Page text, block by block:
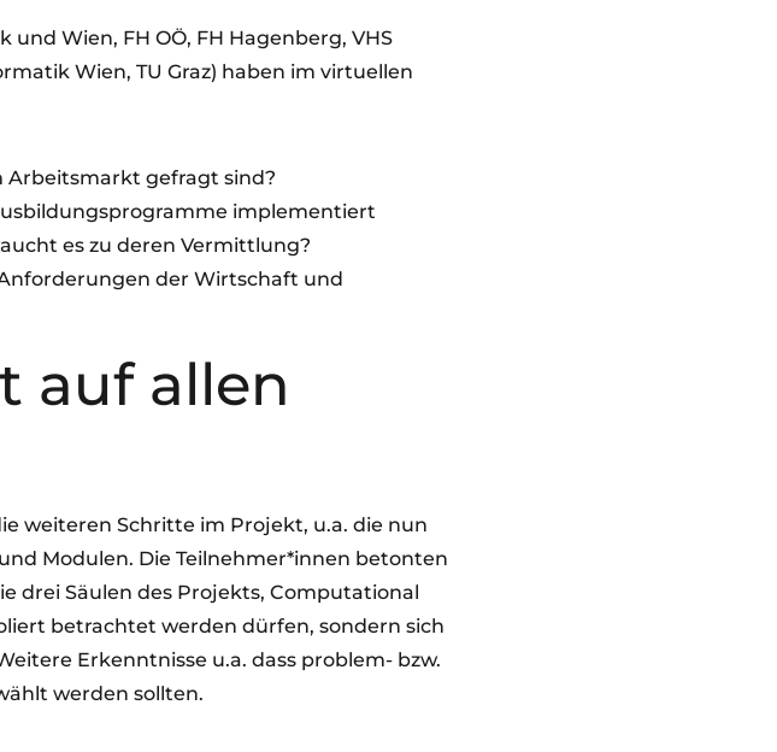
Wien, FH OÖ, FH Hagenberg, VHS
Wien, TU Graz) haben im virtuellen
Arbeitsmarkt gefragt sind?
implementiert
es zu deren Vermittlung?
der Wirtschaft und
auf allen
weiteren Schritte im Projekt, u.a. die nun
Modulen. Die Teilnehmer*innen betonten
drei Säulen des Projekts, Computational
betrachtet werden dürfen, sondern sich
Erkenntnisse u.a. dass problem- bzw.
werden sollten.